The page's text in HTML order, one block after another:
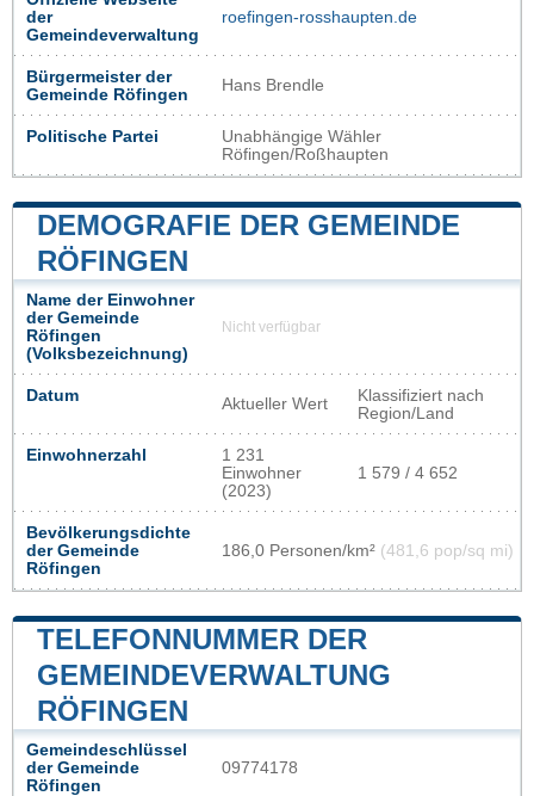
der
Gemeindeverwaltung
roefingen-rosshaupten.de
Bürgermeister der
Gemeinde Röfingen
Hans Brendle
Politische Partei
Unabhängige Wähler
Röfingen/Roßhaupten
DEMOGRAFIE DER GEMEINDE
RÖFINGEN
Name der Einwohner
der Gemeinde
Röfingen
(Volksbezeichnung)
Nicht verfügbar
Datum Aktueller Wert
Klassifiziert nach
Region/Land
Einwohnerzahl
1 231
Einwohner
(2023)
1 579 / 4 652
Bevölkerungsdichte
der Gemeinde
Röfingen
186,0 Personen/km² (481,6 pop/sq mi)
TELEFONNUMMER DER
GEMEINDEVERWALTUNG
RÖFINGEN
Gemeindeschlüssel
der Gemeinde
Röfingen
09774178